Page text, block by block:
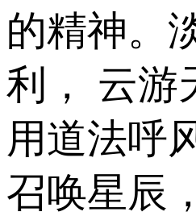
的精神。
利， 云游
用道法呼
召唤星辰